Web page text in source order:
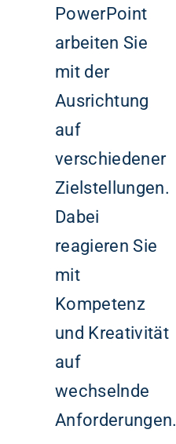
PowerPoint
arbeiten Sie
mit der
Ausrichtung
auf
verschiedener
Zielstellungen.
Dabei
reagieren Sie
mit
Kompetenz
und Kreativität
auf
wechselnde
Anforderungen.